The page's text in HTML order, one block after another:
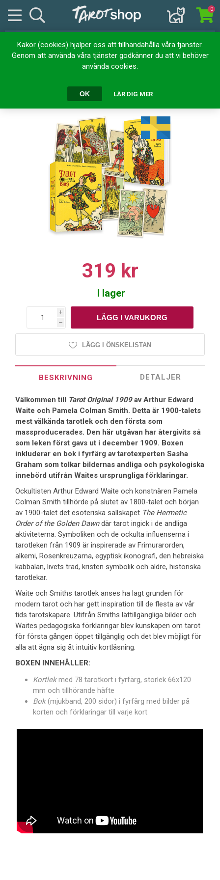
Kakor (cookies) hjälper oss att tillhandahålla våra tjänster.
Genom att använda våra tjänster godkänner du att vi behöver
använda cookies.
OK LÄR DIG MER
0
Hem Kortlekar
Tarot original 1909 (set)
Tarot original 1909 (set)
319 kr
I lager
i
h
LÄGG I ÖNSKELISTAN
BESKRIVNING DETALJER
Välkommen till Tarot Original 1909av Arthur Edward
Waite och Pamela Colman Smith. Detta är 1900-talets
mest välkända tarotlek och den första som
massproducerades. Den här utgåvan har återgivits så
som leken först gavs ut i december 1909. Boxen
inkluderar en bok i fyrfärg av tarotexperten Sasha
Graham som tolkar bildernas andliga och psykologiska
innebörd utifrån Waites ursprungliga förklaringar.
Ockultisten Arthur Edward Waite och konstnären Pamela
Colman Smith tillhörde på slutet av 1800-talet och början
av 1900-talet det esoteriska sällskapet The Hermetic
Order of the Golden Dawndär tarot ingick i de andliga
aktiviteterna. Symboliken och de ockulta influenserna i
tarotleken från 1909 är inspirerade av Frimurarorden,
alkemi, Rosenkreuzarna, egyptisk ikonografi, den hebreiska
kabbalan, livets träd, kristen symbolik och äldre, historiska
tarotlekar.
Waite och Smiths tarotlek anses ha lagt grunden för
modern tarot och har gett inspiration till de flesta av vår
tids tarotskapare. Utifrån Smiths lättillgängliga bilder och
Waites pedagogiska förklaringar blev kunskapen om tarot
för första gången öppet tillgänglig och det blev möjligt för
alla att ägna sig åt intuitiv kortläsning.
BOXEN INNEHÅLLER:
Kortlekmed 78 tarotkort i fyrfärg, storlek 66x120
mm och tillhörande häfte
Bok(mjukband, 200 sidor) i fyrfärg med bilder på
korten och förklaringar till varje kort